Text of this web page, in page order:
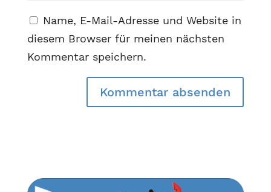
Name, E-Mail-Adresse und Website in
diesem Browser für meinen nächsten
Kommentar speichern.